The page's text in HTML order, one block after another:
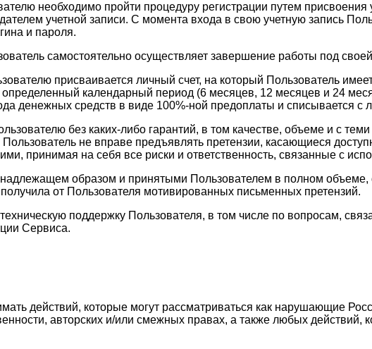
необходимо пройти процедуру регистрации путем
учетной записи. С момента входа в свою учетную запись
и пароля.
самостоятельно осуществляет завершение работы под
присваивается личный счет, на который Пользователь
определенный календарный период (6 месяцев, 12 месяцев и 24
денежных средств в виде 100%-ной предоплаты и списывается с
без каких-либо гарантий, в том качестве, объеме и с
Пользователь не вправе предъявлять претензии, касающиеся
принимая на себя все риски и ответственность, связанные с
образом и принятыми Пользователем в полном объеме,
от Пользователя мотивированных письменных претензий.
поддержку Пользователя, в том числе по вопросам,
Сервиса.
действий, которые могут рассматриваться как нарушающие
авторских и/или смежных правах, а также любых